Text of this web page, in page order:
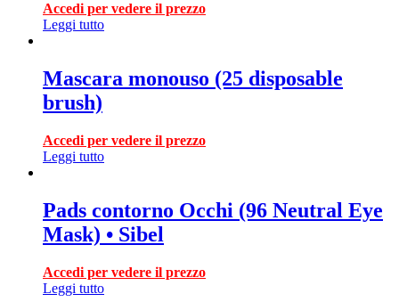
Accedi per vedere il prezzo
Leggi tutto
Mascara monouso (25 disposable
brush)
Accedi per vedere il prezzo
Leggi tutto
Pads contorno Occhi (96 Neutral Eye
Mask) • Sibel
Accedi per vedere il prezzo
Leggi tutto